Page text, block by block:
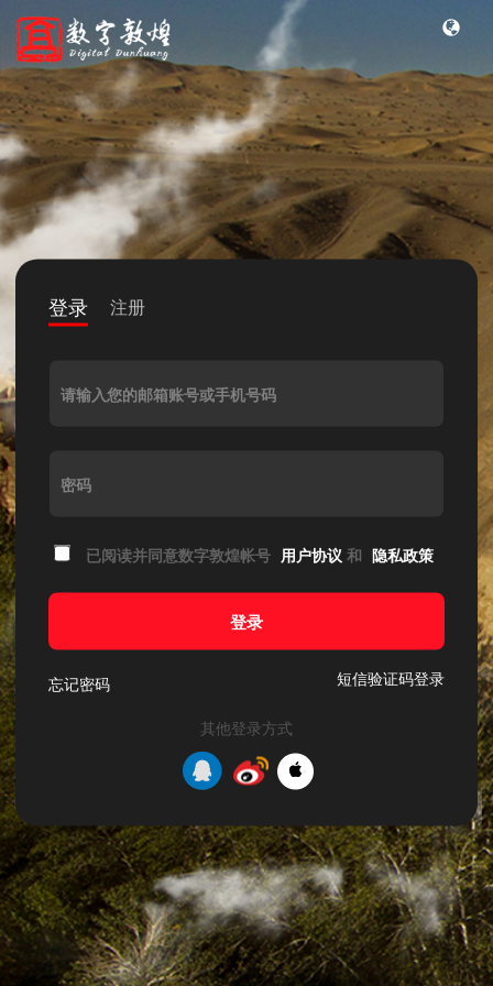
登录 注册
请输入您的邮箱账号或手机号码
密码
已阅读并同意数字敦煌帐号 用户协议 和 隐私政策
登录
忘记密码 短信验证码登录
其他登录方式